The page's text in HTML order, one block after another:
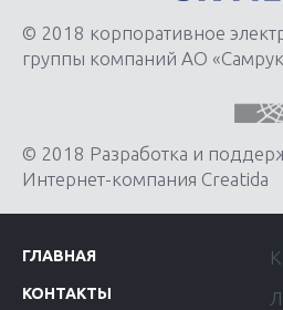
© 2018 корпоративное
группы компаний АО
© 2018 Разработка и
Интернет-компания Creatida
ГЛАВНАЯ
КОНТАКТЫ